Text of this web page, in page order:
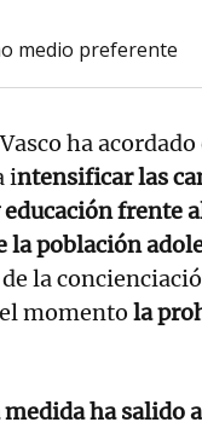
medio preferente
ha
intensificar las
frente
la población
la
momento la
medida ha salido